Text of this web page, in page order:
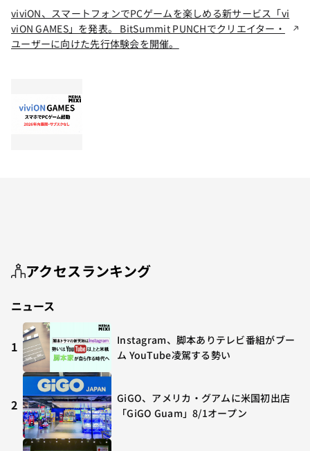
viviON、スマートフォンでPCゲームを楽しめる新サービス「vi
viON GAMES」を発表。 BitSummit PUNCHでクリエイター・
ユーザーに向けた先行体験会を開催。
アクセスランキング
ニュース
1
Instagram、脚本ありテレビ番組がブー
ム YouTube凌駕する勢い
2
GiGO、アメリカ・グアムに米国初出店
「GiGO Guam」8/1オープン